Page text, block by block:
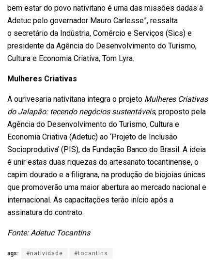
bem estar do povo nativitano é uma das missões dadas à
Adetuc pelo governador Mauro Carlesse”, ressalta
o secretário da Indústria, Comércio e Serviços (Sics) e
presidente da Agência do Desenvolvimento do Turismo,
Cultura e Economia Criativa, Tom Lyra.
Mulheres Criativas
A ourivesaria nativitana integra o projeto Mulheres Criativas
do Jalapão: tecendo negócios sustentáveis, proposto pela
Agência do Desenvolvimento do Turismo, Cultura e
Economia Criativa (Adetuc) ao ‘Projeto de Inclusão
Socioprodutiva’ (PIS), da Fundação Banco do Brasil. A ideia
é unir estas duas riquezas do artesanato tocantinense, o
capim dourado e a filigrana, na produção de biojoias únicas
que promoverão uma maior abertura ao mercado nacional e
internacional. As capacitações terão início após a
assinatura do contrato.
Fonte: Adetuc Tocantins
ags: #natividade #tocantins